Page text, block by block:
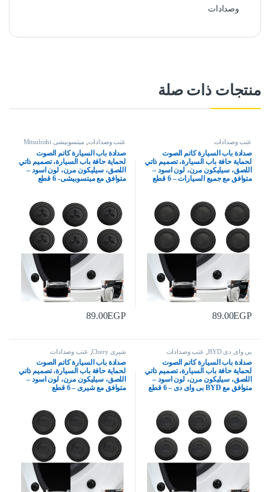
وصدادات
منتجات ذات صلة
عتب وصدادات
صدادة باب السيارة كاتم الصوت
لحماية حافة باب السيارة، تصميم ذاتي
اللصق، سيليكون مرن، لون اسود –
متوافق مع جميع السيارات – 6 قطع
89.00EGP
عتب وصدادات ميتسوبيشى Mitsubishi
صدادة باب السيارة كاتم الصوت
لحماية حافة باب السيارة، تصميم ذاتي
اللصق، سيليكون مرن، لون اسود –
متوافق مع ميتسوبيشى- 6 قطع
89.00EGP
بى واى دى BYD عتب وصدادات
صدادة باب السيارة كاتم الصوت
لحماية حافة باب السيارة، تصميم ذاتي
اللصق، سيليكون مرن، لون اسود –
متوافق مع BYD بى واى دى – 6 قطع
شيرى Chery , عتب وصدادات
صدادة باب السيارة كاتم الصوت
لحماية حافة باب السيارة، تصميم ذاتي
اللصق، سيليكون مرن، لون اسود –
متوافق مع شيرى – 6 قطع